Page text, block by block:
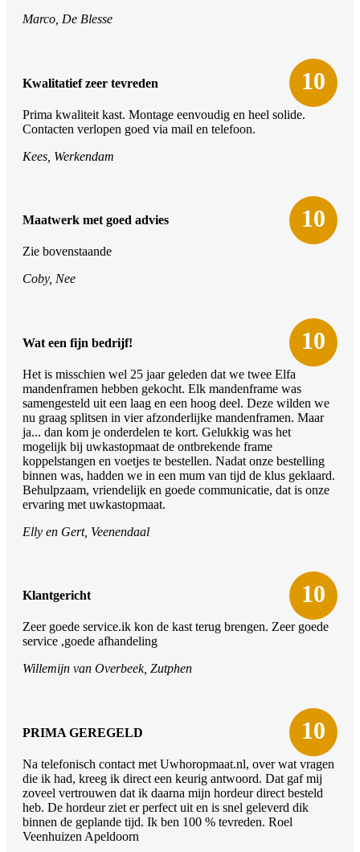
Marco, De Blesse
10
Kwalitatief zeer tevreden
Prima kwaliteit kast. Montage eenvoudig en heel solide.
Contacten verlopen goed via mail en telefoon.
Kees, Werkendam
10
Maatwerk met goed advies
Zie bovenstaande
Coby, Nee
10
Wat een fijn bedrijf!
Het is misschien wel 25 jaar geleden dat we twee Elfa
mandenframen hebben gekocht. Elk mandenframe was
samengesteld uit een laag en een hoog deel. Deze wilden we
nu graag splitsen in vier afzonderlijke mandenframen. Maar
ja... dan kom je onderdelen te kort. Gelukkig was het
mogelijk bij uwkastopmaat de ontbrekende frame
koppelstangen en voetjes te bestellen. Nadat onze bestelling
binnen was, hadden we in een mum van tijd de klus geklaard.
Behulpzaam, vriendelijk en goede communicatie, dat is onze
ervaring met uwkastopmaat.
Elly en Gert, Veenendaal
10
Klantgericht
Zeer goede service.ik kon de kast terug brengen. Zeer goede
service ,goede afhandeling
Willemijn van Overbeek, Zutphen
10
PRIMA GEREGELD
Na telefonisch contact met Uwhoropmaat.nl, over wat vragen
die ik had, kreeg ik direct een keurig antwoord. Dat gaf mij
zoveel vertrouwen dat ik daarna mijn hordeur direct besteld
heb. De hordeur ziet er perfect uit en is snel geleverd dik
binnen de geplande tijd. Ik ben 100 % tevreden. Roel
Veenhuizen Apeldoorn